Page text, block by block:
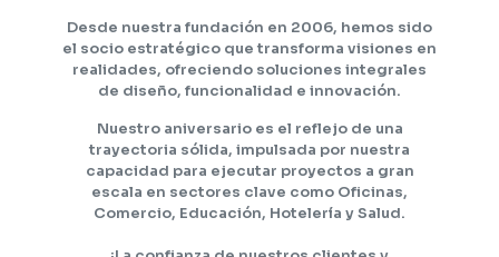
Desde nuestra fundación en 2006, hemos sido
el socio estratégico que transforma visiones en
realidades, ofreciendo soluciones integrales
de diseño, funcionalidad e innovación.
Nuestro aniversario es el reflejo de una
trayectoria sólida, impulsada por nuestra
capacidad para ejecutar proyectos a gran
escala en sectores clave como Oficinas,
Comercio, Educación, Hotelería y Salud.